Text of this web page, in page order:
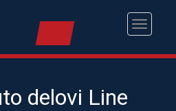
Toggle
delovi Line